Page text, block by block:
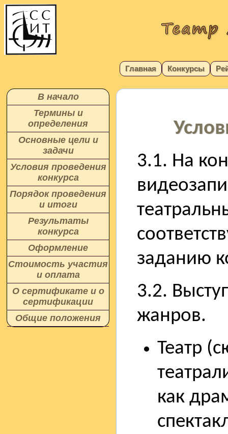
Главная Конкурсы
В начало
Термины и
определения
Основные цели и
задачи
Условия проведения
конкурса
Порядок проведения
и итоги
Результаты
конкурса
Оформление
Стоимость участия
и оплата
О сертификате и о
сертификации
Общие положения
3.1. На
заданию
3.2.
жанров.
Театр
как